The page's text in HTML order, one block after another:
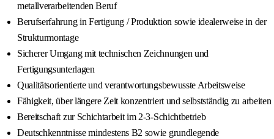
metallverarbeitenden Beruf
Berufserfahrung in Fertigung / Produktion sowie idealerweise in der
Strukturmontage
Sicherer Umgang mit technischen Zeichnungen und
Fertigungsunterlagen
Qualitätsorientierte und verantwortungsbewusste Arbeitsweise
Fähigkeit, über längere Zeit konzentriert und selbstständig zu arbeiten
Bereitschaft zur Schichtarbeit im 2-3-Schichtbetrieb
Deutschkenntnisse mindestens B2 sowie grundlegende